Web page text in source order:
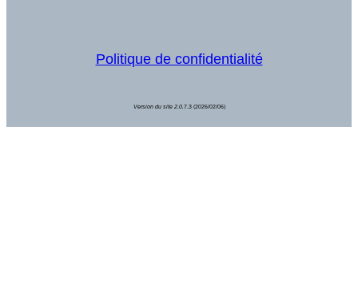
Politique de confidentialité
Version du site 2.0. 7.3 (2026/02/06)